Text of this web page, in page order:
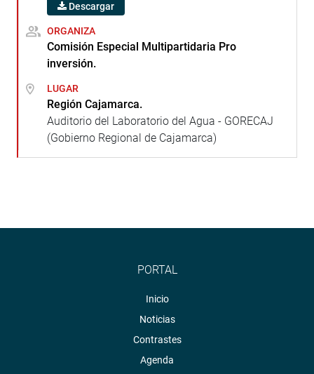
Descargar
ORGANIZA
Comisión Especial Multipartidaria Pro
inversión.
LUGAR
Región Cajamarca.
Auditorio del Laboratorio del Agua - GORECAJ
(Gobierno Regional de Cajamarca)
PORTAL
Inicio
Noticias
Contrastes
Agenda